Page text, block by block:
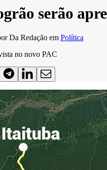
serão
Da Redação em Política
no novo PAC